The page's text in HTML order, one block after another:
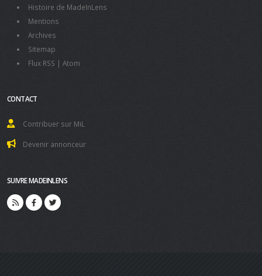
Histoire de MadeInLens
Mentions
Archives
Sitemap
Flux RSS | Atom
CONTACT
Contribuer sur MiL
Devenir annonceur
SUIVRE MADEINLENS